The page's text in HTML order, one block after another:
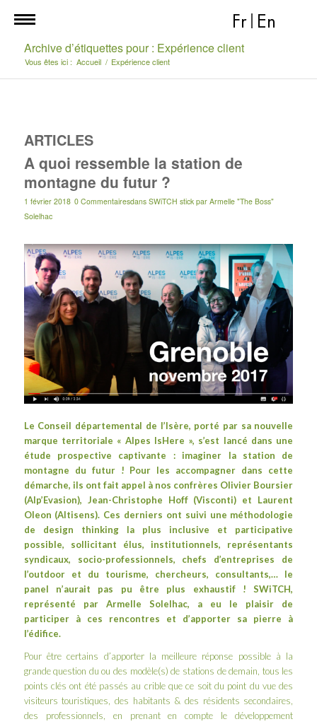
Fr En
Archive d’étiquettes pour : Expérience client
Vous êtes ici : Accueil / Expérience client
ARTICLES
A quoi ressemble la station de
montagne du futur ?
1 février 2018 0 Commentairesdans SWiTCH stick par Armelle "The Boss"
Solelhac
Le Conseil départemental de l’Isère, porté par sa nouvelle
marque territoriale « Alpes IsHere », s’est lancé dans une
étude prospective captivante : imaginer la station de
montagne du futur ! Pour les accompagner dans cette
démarche, ils ont fait appel à nos confrères Olivier Boursier
(Alp’Evasion), Jean-Christophe Hoff (Visconti) et Laurent
Oleon (Altisens). Ces derniers ont suivi une méthodologie
de design thinkingla plus inclusive et participative
possible, sollicitant élus, institutionnels, représentants
syndicaux, socio-professionnels, chefs d’entreprises de
l’outdoor et du tourisme, chercheurs, consultants,… le
panel n’aurait pas pu être plus exhaustif ! SWiTCH,
représenté par Armelle Solelhac, a eu le plaisir de
participer à ces rencontres et d’apporter sa pierre à
l’édifice.
Pour être certains d’apporter la meilleure réponse possible à la
grande question du ou des modèle(s) de stations de demain, tous les
points clés ont été passés au crible que ce soit du point du vue des
visiteurs touristiques, des habitants & des résidents secondaires,
des professionnels, en prenant en compte le développement